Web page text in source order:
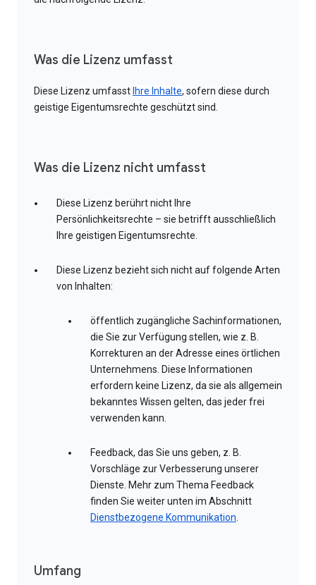
Was die Lizenz umfasst
Diese Lizenz umfasst Ihre Inhalte, sofern diese durch
geistige Eigentumsrechte geschützt sind.
Was die Lizenz nicht umfasst
Diese Lizenz berührt nicht Ihre
Persönlichkeitsrechte – sie betrifft ausschließlich
Ihre geistigen Eigentumsrechte.
Diese Lizenz bezieht sich nicht auf folgende Arten
von Inhalten:
öffentlich zugängliche Sachinformationen,
die Sie zur Verfügung stellen, wie z. B.
Korrekturen an der Adresse eines örtlichen
Unternehmens. Diese Informationen
erfordern keine Lizenz, da sie als allgemein
bekanntes Wissen gelten, das jeder frei
verwenden kann.
Feedback, das Sie uns geben, z. B.
Vorschläge zur Verbesserung unserer
Dienste. Mehr zum Thema Feedback
finden Sie weiter unten im Abschnitt
Dienstbezogene Kommunikation.
Umfang